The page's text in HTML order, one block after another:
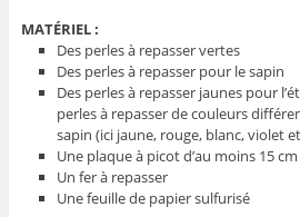
MATÉRIEL :
Des perles à repasser vertes
Des perles à repasser pour le sapin
Des perles à repasser jaunes pour
perles à repasser de couleurs
sapin (ici jaune, rouge, blanc, violet
Une plaque à picot d’au moins 15
Un fer à repasser
Une feuille de papier sulfurisé